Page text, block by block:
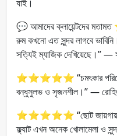
যাই।
💬 আমাদের ক্লায়েন্টদের
রুম কখনো এত সুন্দর লাগবে
সত্যিই ম্যাজিক দেখিয়েছে।” —
⭐⭐⭐⭐⭐ “চমৎকার
বন্ধুসুলভ ও সৃজনশীল।” — রোহিত
⭐⭐⭐⭐⭐ “ছোট জায়গায়
ফ্ল্যাট এখন অনেক খোলামেলা ও